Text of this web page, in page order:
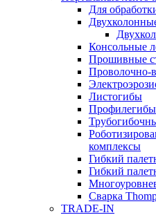
Для
Консольные
Прошивные
Проволочно-
Листогибы
Профилегибы
комплексы
Гибкий
Гибкий
Сварка
TRADE-IN